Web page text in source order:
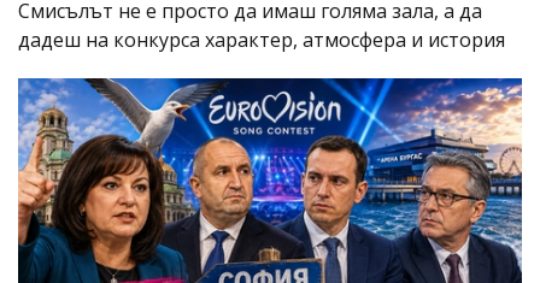
Смисълът не е просто да имаш голяма зала, а да
дадеш на конкурса характер, атмосфера и история